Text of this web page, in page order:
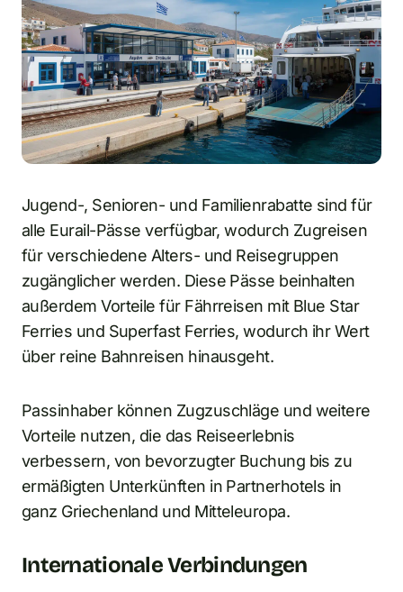
Jugend-, Senioren- und Familienrabatte sind für
alle Eurail-Pässe verfügbar, wodurch Zugreisen
für verschiedene Alters- und Reisegruppen
zugänglicher werden. Diese Pässe beinhalten
außerdem Vorteile für Fährreisen mit Blue Star
Ferries und Superfast Ferries, wodurch ihr Wert
über reine Bahnreisen hinausgeht.
Passinhaber können Zugzuschläge und weitere
Vorteile nutzen, die das Reiseerlebnis
verbessern, von bevorzugter Buchung bis zu
ermäßigten Unterkünften in Partnerhotels in
ganz Griechenland und Mitteleuropa.
Internationale Verbindungen